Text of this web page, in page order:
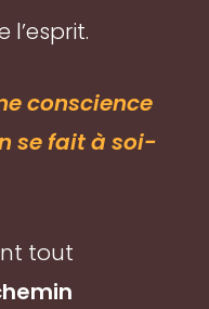
l’esprit.
conscience
se fait à soi-
tout